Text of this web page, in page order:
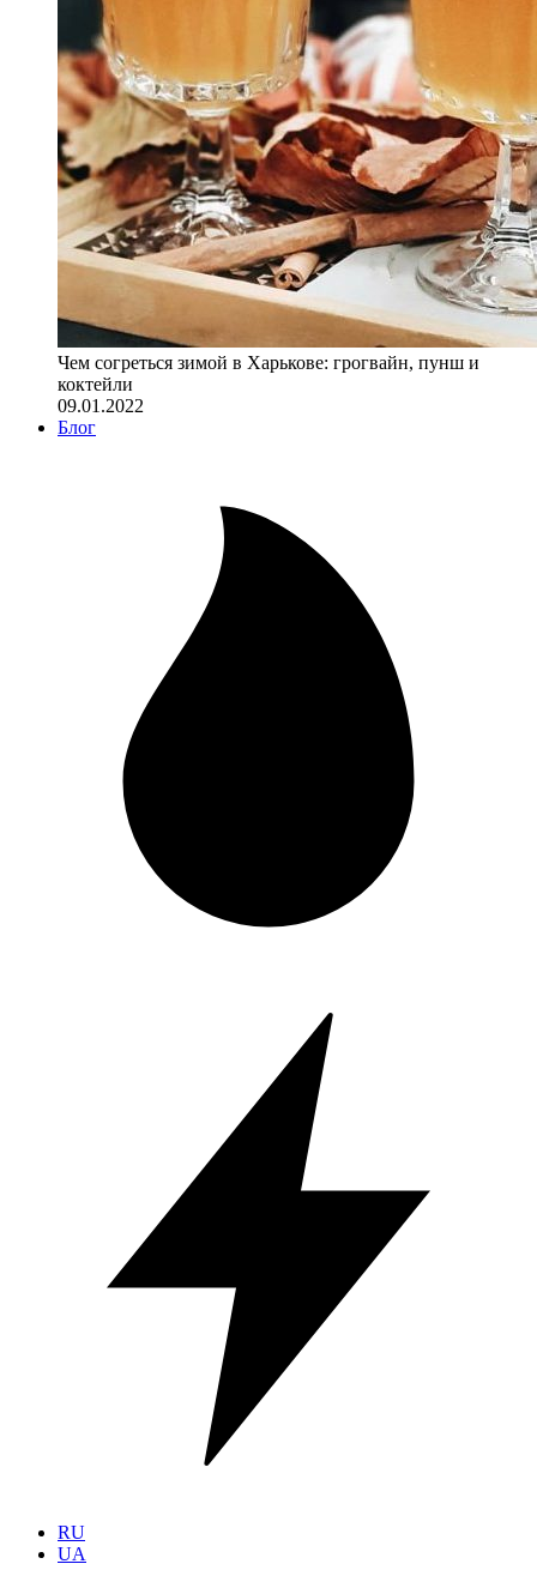
Чем согреться зимой в Харькове: грогвайн, пунш и
коктейли
09.01.2022
Блог
RU
UA